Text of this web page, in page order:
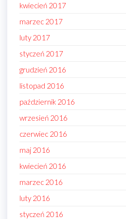
kwiecień 2017
marzec 2017
luty 2017
styczeń 2017
grudzień 2016
listopad 2016
październik 2016
wrzesień 2016
czerwiec 2016
maj 2016
kwiecień 2016
marzec 2016
luty 2016
styczeń 2016